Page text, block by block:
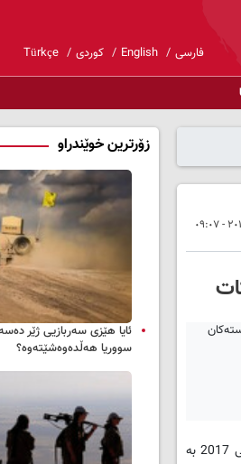
فارسی English کوردی Türkçe
به‌پێی هه‌واڵی کوردپرێس، ڕاکان سه‌عید جبووری پارێزگاری که‌رکووک به‌وه‌کاله‌ت که‌ پاش وه‌لاوه‌نانی نه‌جمه‌ددین که‌ریم پارێزگاری کوردی پێشوو و له‌ ساڵی 2017 به‌
زۆرترین خوێندراو
ئایا هێزی سەربازیی ژێر
سووریا هەڵدەوەشێتەوە؟